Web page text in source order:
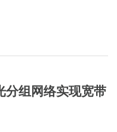
分组网络实现宽带